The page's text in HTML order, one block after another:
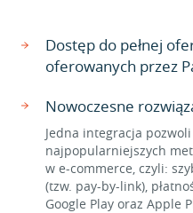
Dostęp do pełnej
oferowanych przez
Nowoczesne
Jedna integracja
najpopularniejszych
w e-commerce, czyli:
(tzw. pay-by-link),
Google Play oraz Apple